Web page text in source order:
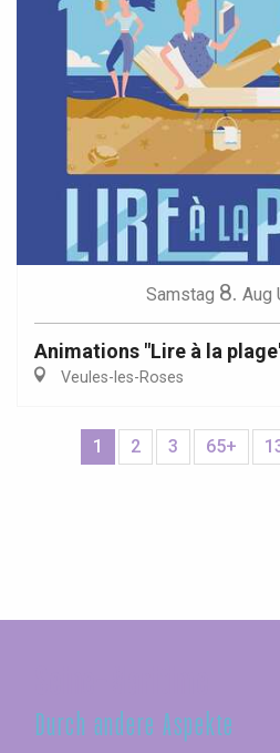
Samstag 8. Aug
Animations "Lire à la
Veules-les-Roses
1 2 3 65+
Durch andere Aspekte